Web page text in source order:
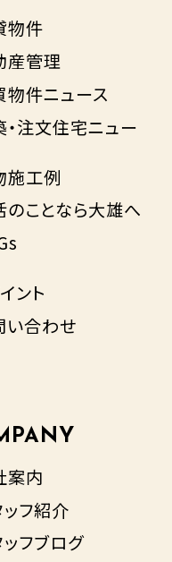
物件
産管理
物件ニュース
・注文住宅ニュー
施工例
のことなら大雄へ
ント
い合わせ
案内
ッフ紹介
フブログ